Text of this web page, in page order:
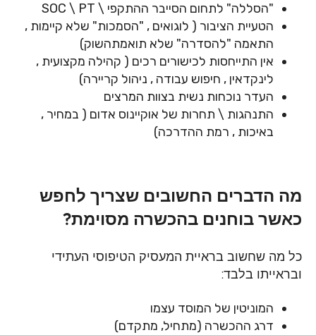
"הסללה" לתחום הסייבר ההתקפי \ SOC \ PT
הטעיית הציבור ( לוגואים , "הסמכות" שלא קיימות ,
התאמה "להסדרה" שלא תואמתהשוק)
אין התייחסות לכישורים רכים ( קהילה מקצועית ,
לינקדאין , חיפוש עבודה , ניהול קריירה)
העדר נוכחות נשית בצוות המרצים
התנהגות \ תחרות של אוקיינוס אדום ( במחיר ,
באיכות , רמת ההדרכה)
מה הדברים החשובים שצריך לחפש
כאשר בוחנים בהכשרה מסוימת?
כל מה שחשוב בראיית המעסיק הטיפוסי העתידי
ובראייתו בלבד:
המוניטין של המוסד עצמו
דרג ההכשרה (מתחיל, מתקדם)